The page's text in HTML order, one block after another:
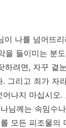
나를 넘어뜨
들이미는 분
려면, 자꾸
그리고 죄가 자
나지 마십시
님께는 속임수
모든 피조물의